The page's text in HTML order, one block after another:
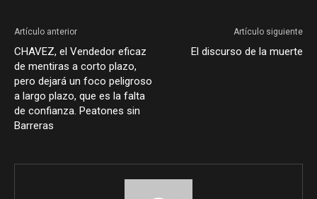
Artículo anterior
CHAVEZ, el Vendedor eficaz
de mentiras a corto plazo,
pero dejará un foco peligroso
a largo plazo, que es la falta
de confianza. Peatones sin
Barreras
Artículo siguiente
El discurso de la muerte